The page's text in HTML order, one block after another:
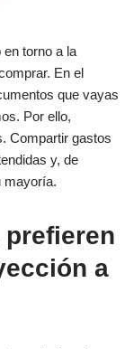
torno a la
En el
que vayas
Por ello,
Compartir gastos
y, de
mayoría.
a